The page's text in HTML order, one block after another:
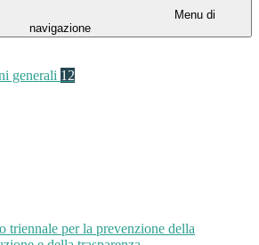
Menu di
navigazione
generali 12
triennale per la prevenzione della